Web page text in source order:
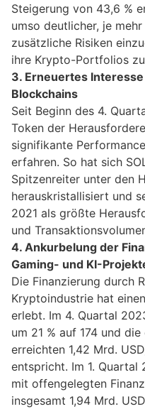
Steigerung von 43,6 %
umso deutlicher, je
zusätzliche Risiken
ihre Krypto-Portfolios
3. Erneuertes
Blockchains
Seit Beginn des 4.
Token der
signifikante
erfahren. So hat sich
Spitzenreiter unter den
herauskristallisiert und
2021 als größte
und
4. Ankurbelung der
Gaming- und KI-
Die Finanzierung durch
Kryptoindustrie hat
erlebt. Im 4. Quartal
um 21 % auf 174 und
erreichten 1,42 Mrd.
entspricht. Im 1.
mit offengelegten
insgesamt 1,94 Mrd.